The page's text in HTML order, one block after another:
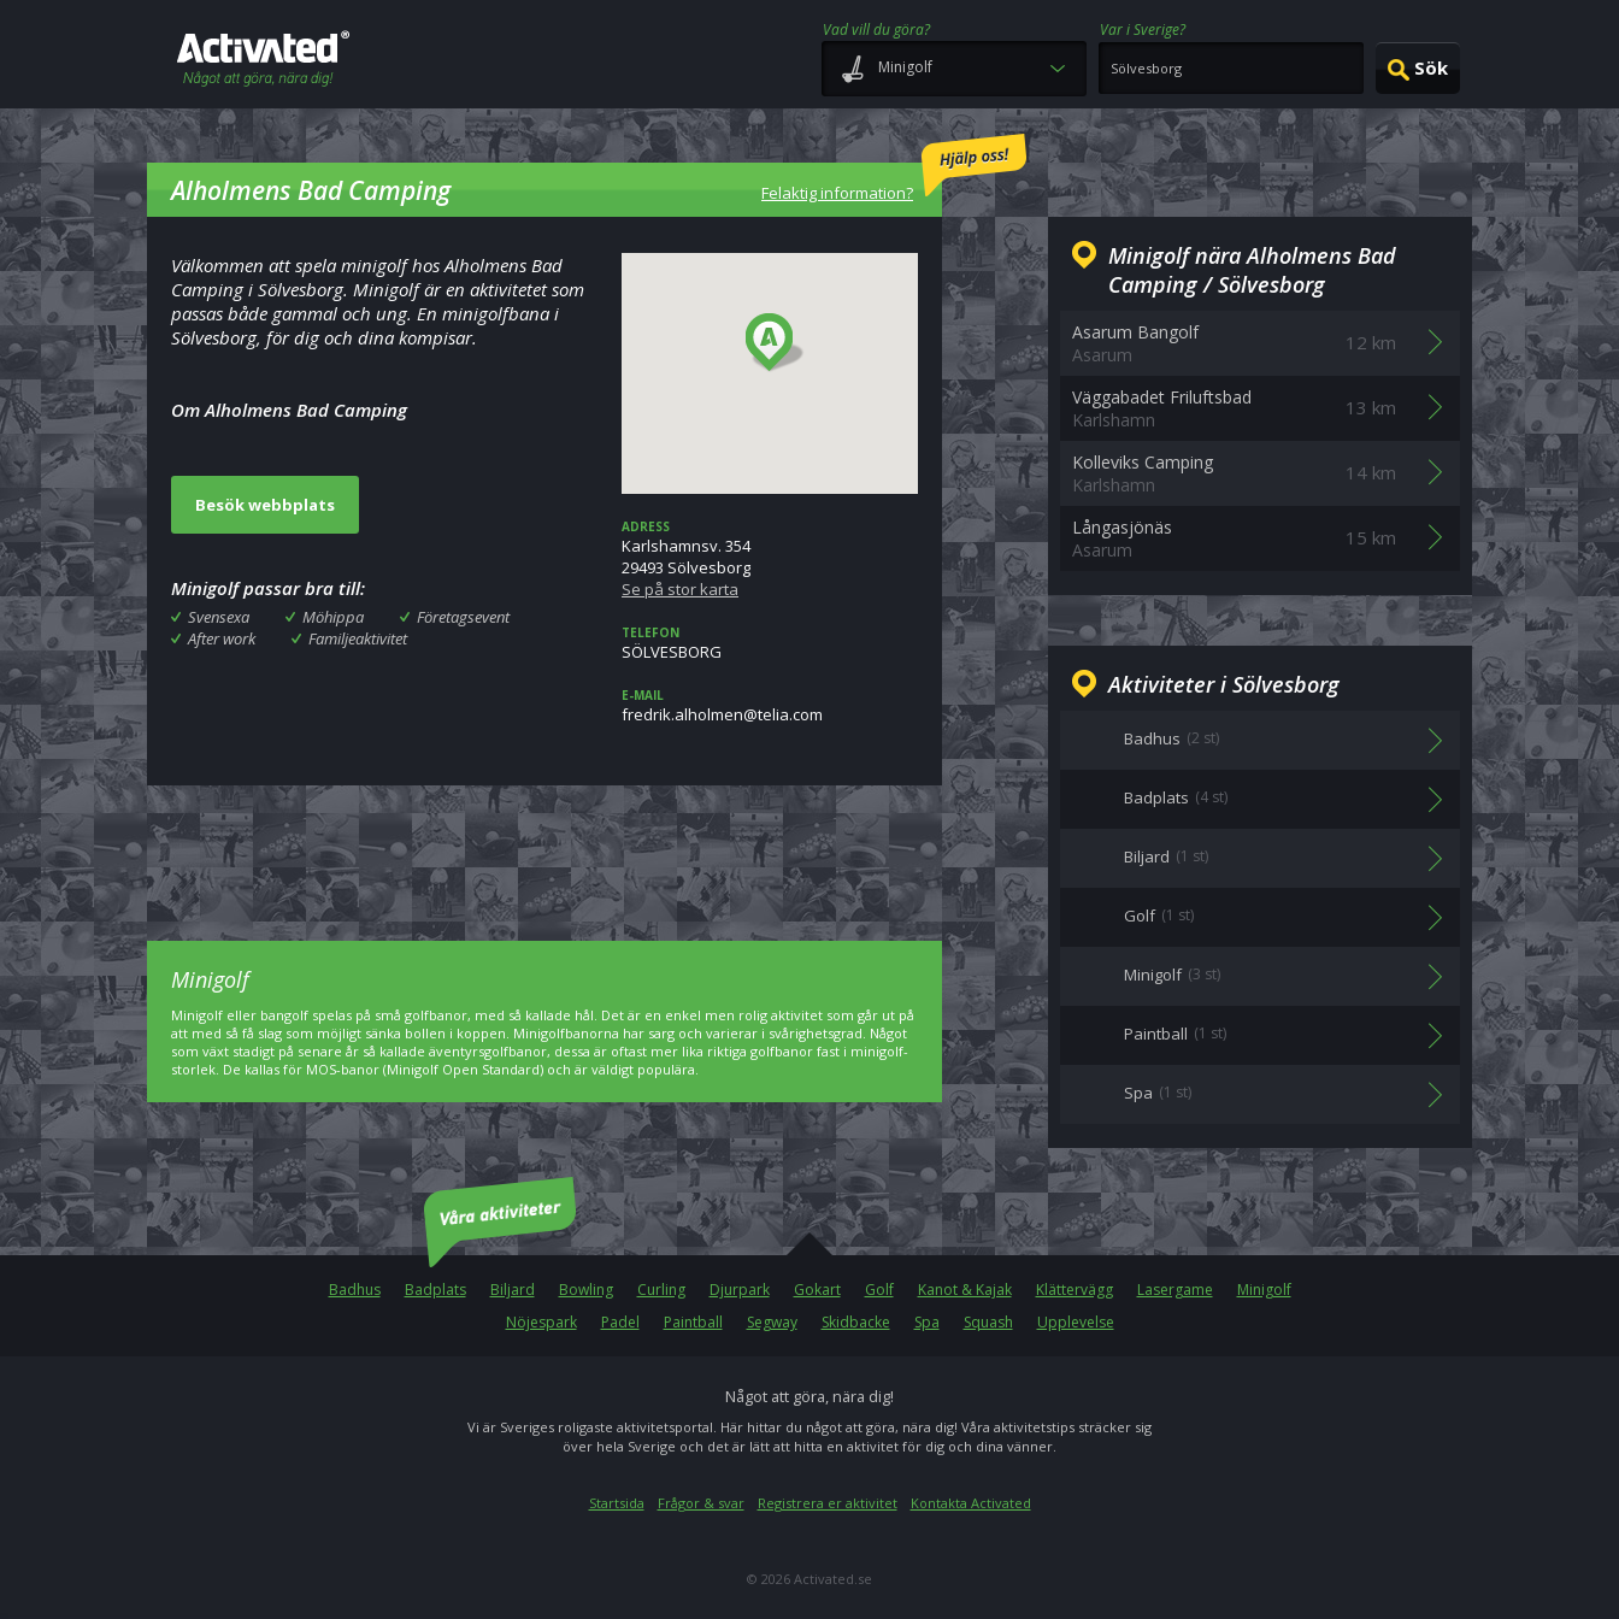
Vad vill du göra?
Var i Sverige?
Minigolf
Alholmens Bad Camping Felaktig information?
Välkommen att spela minigolf hos Alholmens Bad
Camping i Sölvesborg. Minigolf är en aktivitetet som
passas både gammal och ung. En minigolfbana i
Sölvesborg, för dig och dina kompisar.
Om Alholmens Bad Camping
Besök webbplats
Minigolf passar bra till:
Svensexa Möhippa
Företagsevent
After work
Familjeaktivitet
ADRESS
Karlshamnsv. 354
29493 Sölvesborg
Se på stor karta
TELEFON
SÖLVESBORG
E-MAIL
moc.ailet@nemlohla.kirderf
Minigolf nära Alholmens Bad
Camping / Sölvesborg
Asarum Bangolf
Asarum
12 km
Väggabadet Friluftsbad
Karlshamn
13 km
Kolleviks Camping
Karlshamn
14 km
Långasjönäs
Asarum
15 km
Aktiviteter i Sölvesborg
Badhus (2 st)
Badplats (4 st)
Biljard (1 st)
Golf (1 st)
Minigolf (3 st)
Paintball (1 st)
Spa (1 st)
Minigolf
Minigolf eller bangolf spelas på små golfbanor, med så kallade hål. Det är en enkel men rolig aktivitet som går ut på
att med så få slag som möjligt sänka bollen i koppen. Minigolfbanorna har sarg och varierar i svårighetsgrad. Något
som växt stadigt på senare år så kallade äventyrsgolfbanor, dessa är oftast mer lika riktiga golfbanor fast i minigolf-
storlek. De kallas för MOS-banor (Minigolf Open Standard) och är väldigt populära.
Badhus Badplats Biljard Bowling Curling Djurpark Gokart Golf Kanot & Kajak Klättervägg Lasergame
Minigolf
Nöjespark
Padel Paintball Segway Skidbacke Spa Squash Upplevelse
Något att göra, nära dig!
Vi är Sveriges roligaste aktivitetsportal. Här hittar du något att göra, nära dig! Våra aktivitetstips sträcker sig
över hela Sverige och det är lätt att hitta en aktivitet för dig och dina vänner.
Startsida Frågor & svar Registrera er aktivitet Kontakta Activated
© 2026 Activated.se